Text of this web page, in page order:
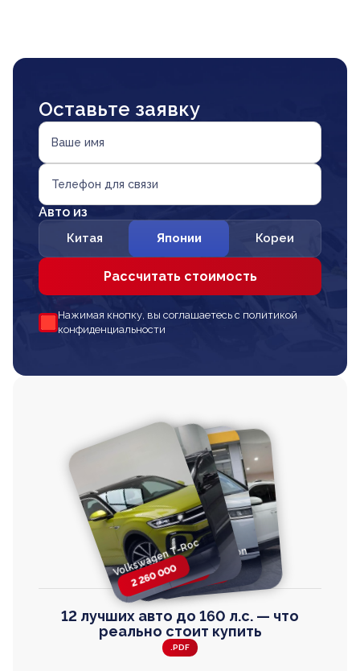
Оставьте заявку
Ваше имя
Телефон для связи
Авто из
Китая Японии Кореи
Рассчитать стоимость
Нажимая кнопку, вы соглашаетесь с политикой
конфиденциальности
Volkswagen T-Roc
2 260 000
Toyota Harrier
2 820 000
Honda Step Wagon
2 820 000
Volkswagen
TAYRON
2 670 000
12 лучших авто до 160 л.с. — что
реально стоит купить
.PDF